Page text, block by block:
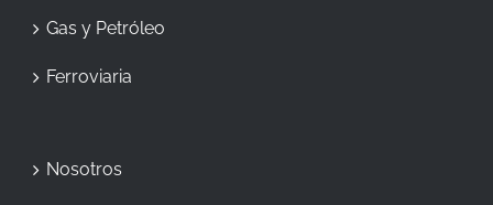
Gas y Petróleo
Ferroviaria
Nosotros